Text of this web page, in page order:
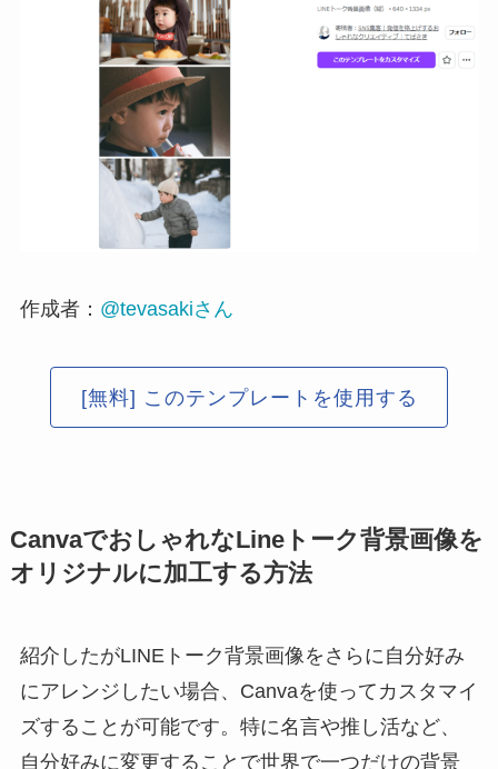
作成者： @tevasakiさん
[無料] このテンプレートを使用する
CanvaでおしゃれなLineトーク背景画像を
オリジナルに加工する方法
紹介したがLINEトーク背景画像をさらに自分好み
にアレンジしたい場合、Canvaを使ってカスタマイ
ズすることが可能です。特に名言や推し活など、
自分好みに変更することで世界で一つだけの背景